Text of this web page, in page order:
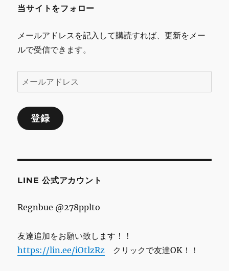
当サイトをフォロー
メールアドレスを記入して購読すれば、更新をメー
ルで受信できます。
ー
ル
ア
ス
登録
LINE 公式アカウント
Regnbue @278pplto
友達追加をお願い致します！！
https://lin.ee/iOtlzRz クリックで友達OK！！